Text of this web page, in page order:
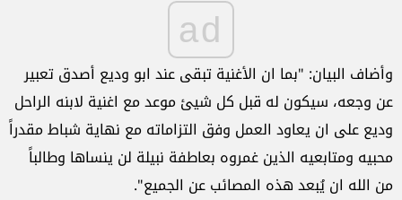
ad
وأضاف البيان: "بما ان الأغنية تبقى عند ابو وديع أصدق تعبير
عن وجعه، سيكون له قبل كل شيئ موعد مع اغنية لابنه الراحل
وديع على ان يعاود العمل وفق التزاماته مع نهاية شباط مقدراً
محبيه ومتابعيه الذين غمروه بعاطفة نبيلة لن ينساها وطالباً
من الله ان يُبعد هذه المصائب عن الجميع".